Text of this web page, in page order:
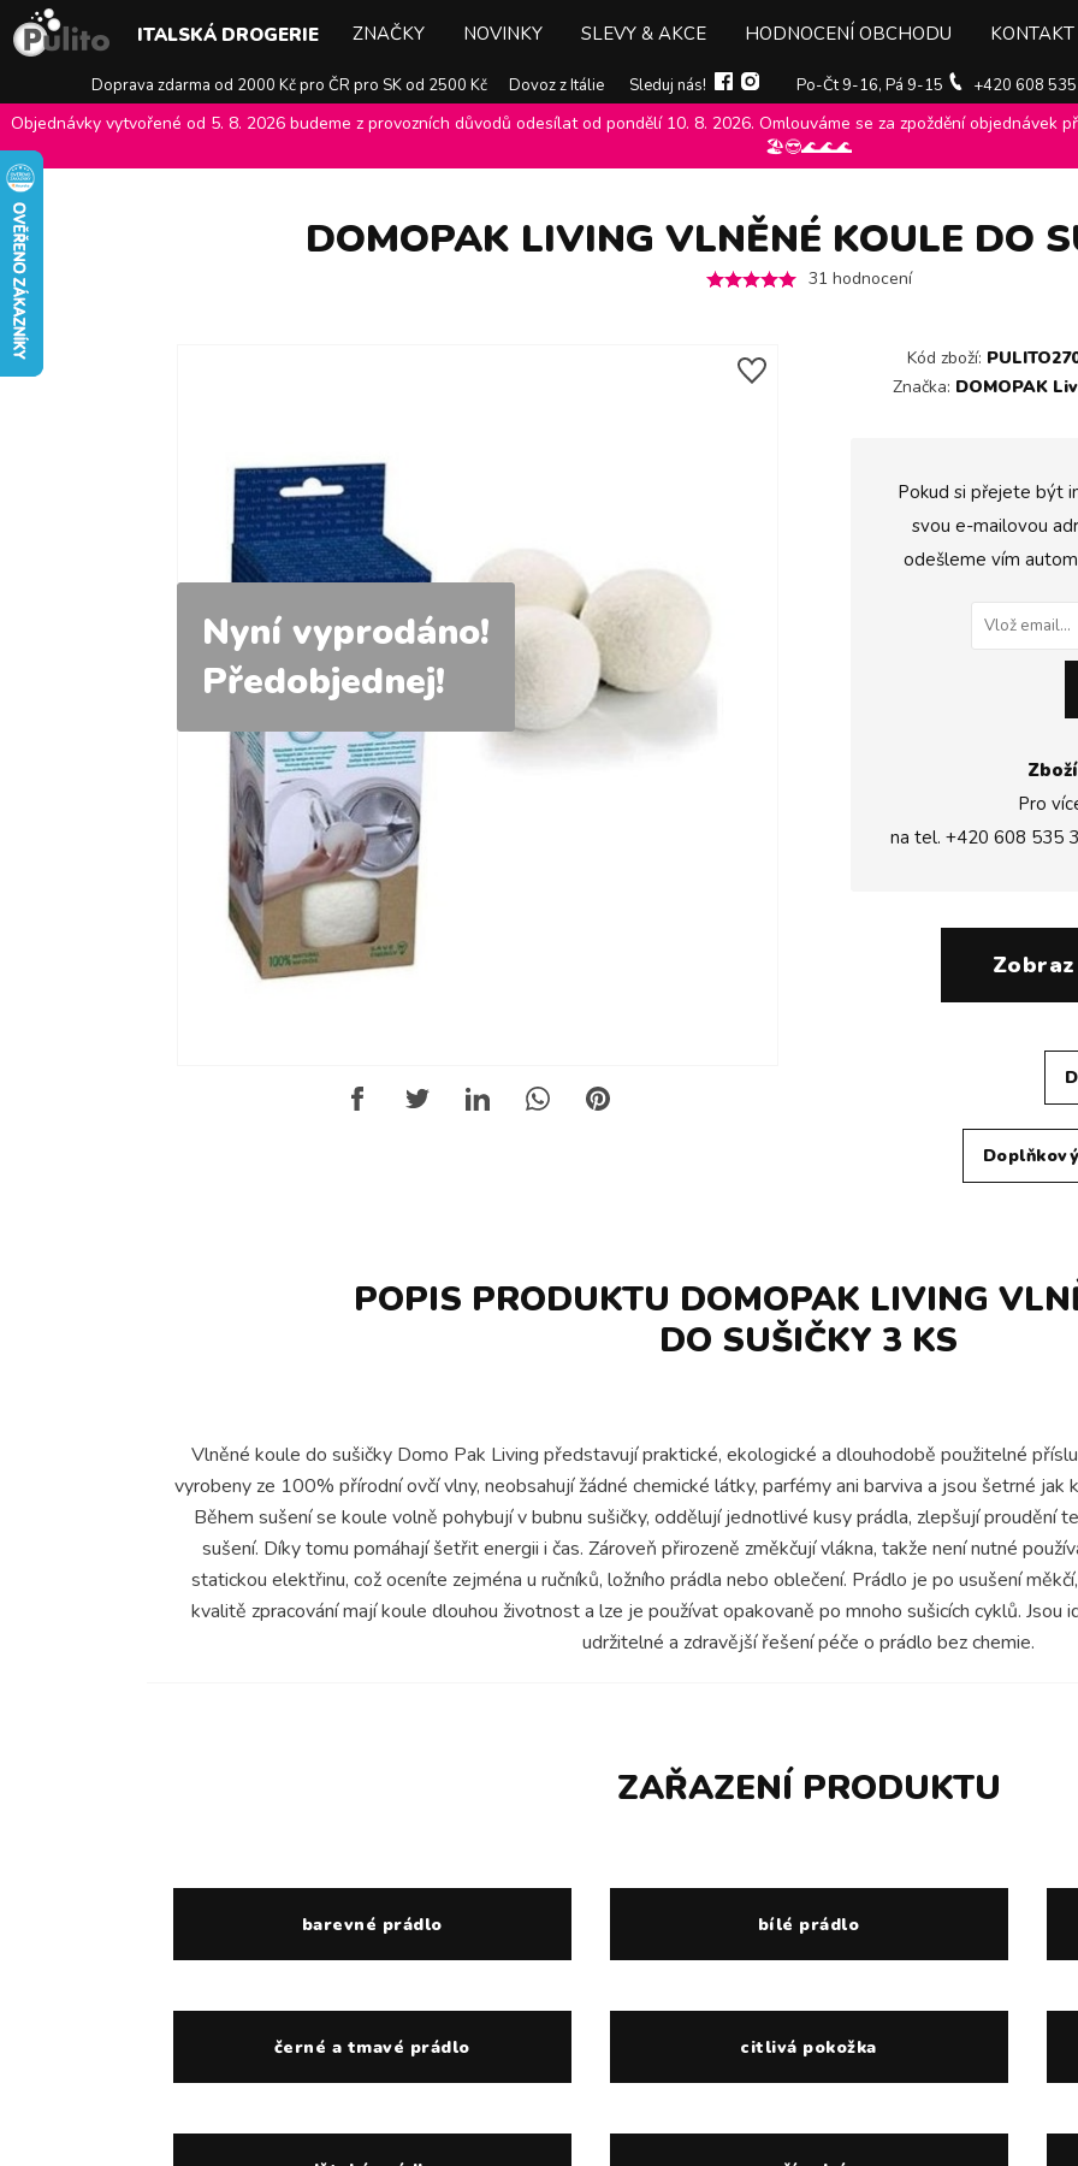
Doprava zdarma od 2000 Kč pro ČR pro SK od 2500 Kč Dovoz z Itálie Sleduj nás! Po-Čt 9-16, Pá 9-15 +420 608
ITALSKÁ DROGERIE ZNAČKY NOVINKY SLEVY & AKCE HODNOCENÍ OBCHODU KONTAKT
Objednávky vytvořené od 5. 8. 2026 budeme z provozních důvodů odesílat od pondělí 10. 8. 2026. Omlouváme se za zpoždění objednávek
🏖️😎🌊🌊🌊
E-shop Pulito Doplňkový prodej DomoPak Living vlněné koule do sušičky 3 ks
DOMOPAK LIVING VLNĚNÉ KOULE DO
31 hodnocení
Nyní vyprodáno!
Předobjednej!
Kód zboží:
Značka: DOMOPAK
Pokud si přejete být
svou e-mailovou
odešleme vím
Pro
na tel. +420 608 535
POPIS PRODUKTU DOMOPAK LIVING
DO SUŠIČKY 3 KS
Vlněné koule do sušičky Domo Pak Living představují praktické, ekologické a dlouhodobě použitelné
vyrobeny ze 100% přírodní ovčí vlny, neobsahují žádné chemické látky, parfémy ani barviva a jsou šetrné jak
Během sušení se koule volně pohybují v bubnu sušičky, oddělují jednotlivé kusy prádla, zlepšují proudění
sušení. Díky tomu pomáhají šetřit energii i čas. Zároveň přirozeně změkčují vlákna, takže není nutné
statickou elektřinu, což oceníte zejména u ručníků, ložního prádla nebo oblečení. Prádlo je po usušení
kvalitě zpracování mají koule dlouhou životnost a lze je používat opakovaně po mnoho sušicích cyklů.
udržitelné a zdravější řešení péče o prádlo bez chemie.
ZAŘAZENÍ PRODUKTU
barevné prádlo bílé prádlo
černé a tmavé prádlo citlivá pokožka